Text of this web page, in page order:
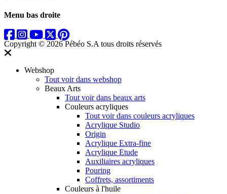
Menu bas droite
Copyright © 2026 Pébéo S.A tous droits réservés
Webshop
Tout voir dans webshop
Beaux Arts
Tout voir dans beaux arts
Couleurs acryliques
Tout voir dans couleurs acryliques
Acrylique Studio
Origin
Acrylique Extra-fine
Acrylique Etude
Auxiliaires acryliques
Pouring
Coffrets, assortiments
Couleurs à l'huile